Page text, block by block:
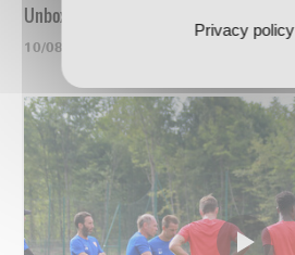
Unboxing du nouveau maillot
10/08/2023
Privacy policy